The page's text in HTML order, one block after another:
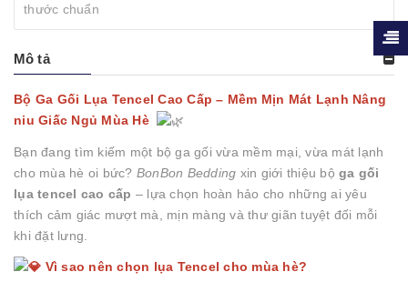
thước chuẩn
Mô tả
Bộ Ga Gối Lụa Tencel Cao Cấp – Mềm Mịn Mát Lạnh Nâng
niu Giấc Ngủ Mùa Hè
Bạn đang tìm kiếm một bộ ga gối vừa mềm mại, vừa mát lạnh
cho mùa hè oi bức? BonBon Bedding xin giới thiệu bộ ga gối
lụa tencel cao cấp – lựa chọn hoàn hảo cho những ai yêu
thích cảm giác mượt mà, mịn màng và thư giãn tuyệt đối mỗi
khi đặt lưng.
Vì sao nên chọn lụa Tencel cho mùa hè?